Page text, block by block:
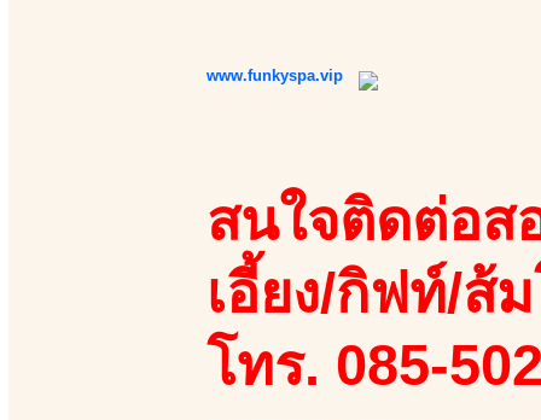
www.funkyspa.vip
สนใจติดต่อส
เอี้ยง/กิฟท์/ส้
โทร. 085-